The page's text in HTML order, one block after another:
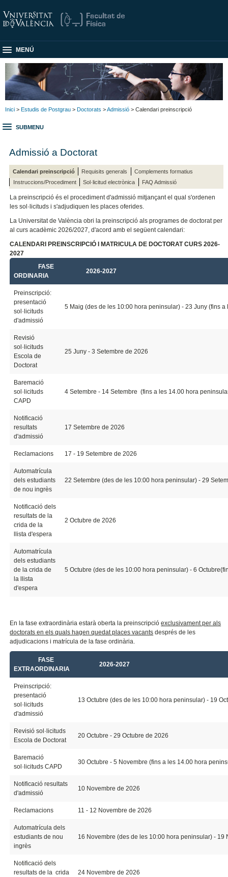
MENÚ
Inici > Estudis de Postgrau > Doctorats >Admissió > Calendari preinscripció
SUBMENU
Admissió a Doctorat
Calendari preinscripció Requisits generals
Complements formatius
Instruccions/Procediment
Sol·licitud electrònica FAQ Admissió
La preinscripció és el procediment d'admissió mitjançant el qual s'ordenen
les sol·licituds i s'adjudiquen les places oferides.
La Universitat de València obri la preinscripció als programes de doctorat per
al curs acadèmic 2026/2027, d'acord amb el següent calendari:
CALENDARI PREINSCRIPCIÓ I MATRICULA DE DOCTORAT CURS 2026-
2027
FASE
ORDINARIA
2026-2027
Preinscripció:
presentació
sol·licituds
d'admissió
5 Maig (des de les 10:00 hora peninsular) - 23 Juny (fins
Revisió
sol·licituds
Escola de
Doctorat
25 Juny - 3 Setembre de 2026
Baremació
sol·licituds
CAPD
4 Setembre - 14 Setembre (fins a les 14.00 hora
Notificació
resultats
d'admissió
17 Setembre de 2026
Reclamacions 17 - 19 Setembre de 2026
Automatrícula
dels estudiants
de nou ingrès
22 Setembre (des de les 10:00 hora peninsular) - 29
Notificació dels
resultats de la
crida de la
llista d'espera
2 Octubre de 2026
Automatrícula
dels estudiants
de la crida de
la llista
d'espera
5 Octubre (des de les 10:00 hora peninsular) - 6
En la fase extraordinària estarà oberta la preinscripcióexclusivament per als
doctorats en els quals hagen quedat places vacants després de les
adjudicacions i matrícula de la fase ordinària.
FASE
EXTRAORDINARIA
2026-2027
Preinscripció:
presentació
sol·licituds
d'admissió
13 Octubre (des de les 10:00 hora peninsular) - 19
Revisió sol·licituds
Escola de Doctorat
20 Octubre - 29 Octubre de 2026
Baremació
sol·licituds CAPD
30 Octubre - 5 Novembre (fins a les 14.00 hora
Notificació resultats
d'admissió
10 Novembre de 2026
Reclamacions 11 - 12 Novembre de 2026
Automatrícula dels
estudiants de nou
ingrès
16 Novembre (des de les 10:00 hora peninsular) -
Notificació dels
resultats de la crida
24 Novembre de 2026